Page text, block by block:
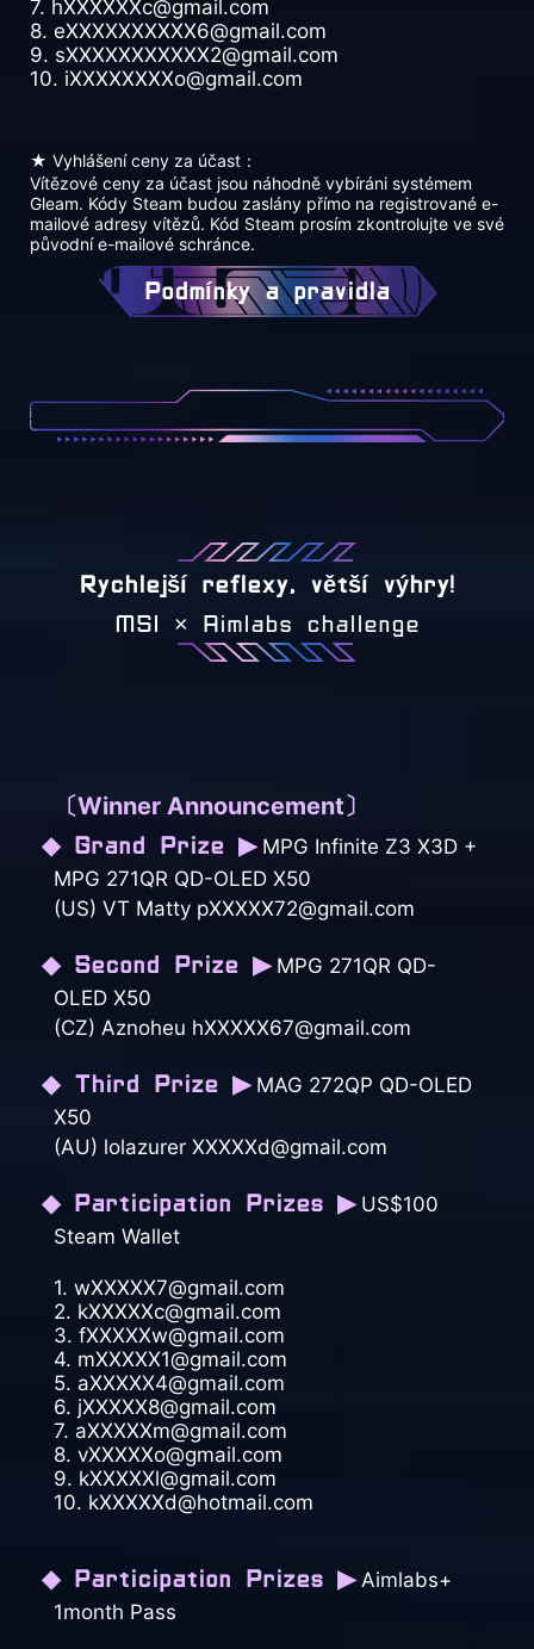
7. hXXXXXXc@gmail.com
8. eXXXXXXXXXX6@gmail.com
9. sXXXXXXXXXXX2@gmail.com
10. iXXXXXXXXo@gmail.com
★ Vyhlášení ceny za účast：
Vítězové ceny za účast jsou náhodně vybíráni systémem
Gleam. Kódy Steam budou zaslány přímo na registrované e-
mailové adresy vítězů. Kód Steam prosím zkontrolujte ve své
původní e-mailové schránce.
Podmínky a pravidla
Rychlejší reflexy, větší výhry!
MSI × Aimlabs challenge
〔Winner Announcement〕
◆ Grand Prize ▶MPG Infinite Z3 X3D +
MPG 271QR QD-OLED X50
(US) VT Matty pXXXXX72@gmail.com
◆ Second Prize ▶MPG 271QR QD-
OLED X50
(CZ) Aznoheu hXXXXX67@gmail.com
◆ Third Prize ▶MAG 272QP QD-OLED
X50
(AU) lolazurer XXXXXd@gmail.com
◆ Participation Prizes ▶US$100
Steam Wallet
1. wXXXXX7@gmail.com
2. kXXXXXc@gmail.com
3. fXXXXXw@gmail.com
4. mXXXXX1@gmail.com
5. aXXXXX4@gmail.com
6. jXXXXX8@gmail.com
7. aXXXXXm@gmail.com
8. vXXXXXo@gmail.com
9. kXXXXXl@gmail.com
10. kXXXXXd@hotmail.com
◆ Participation Prizes ▶Aimlabs+
1month Pass